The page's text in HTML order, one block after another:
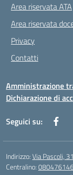
Area riservata ATA
Area riservata
Privacy
Contatti
Amministrazione
Dichiarazione di
Seguici su:
Indirizzo:Via Pascoli,
Centralino: